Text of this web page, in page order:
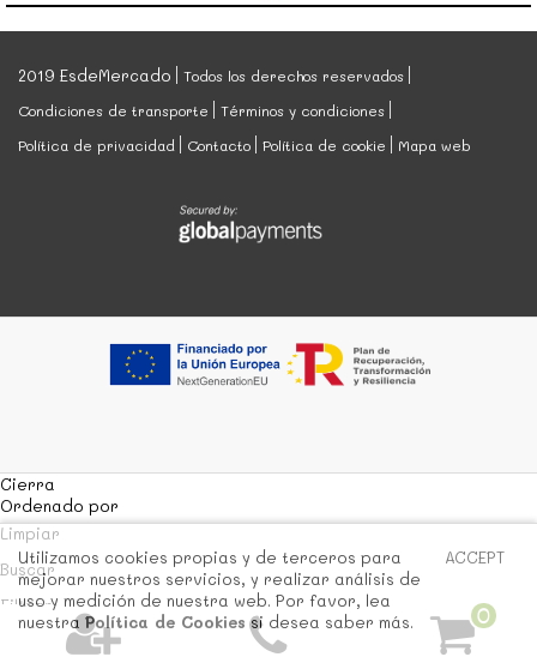
0
2019 EsdeMercado
Todos los derechos reservados
Condiciones de transporte
Términos y condiciones
Política de privacidad
Contacto Política de cookie Mapa web
Cierra
Ordenado por
Limpiar
Buscar
Filtrar
ACCEPT
Utilizamos cookies propias y de terceros para
mejorar nuestros servicios, y realizar análisis de
uso y medición de nuestra web. Por favor, lea
nuestra Política de Cookies si desea saber más.